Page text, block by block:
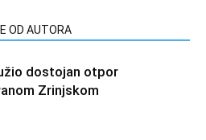
OD AUTORA
dostojan otpor
Zrinjskom